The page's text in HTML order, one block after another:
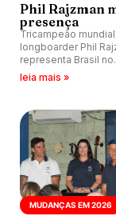
Phil Rajzman
presença
Tricampeão
longboarder Phil
representa Brasil no
tradicional
leia mais »
MUDANÇAS EM 2026